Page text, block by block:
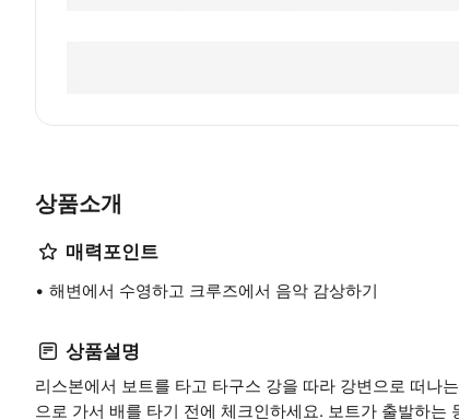
상품소개
매력포인트
해변에서 수영하고 크루즈에서 음악 감상하기
상품설명
리스본에서 보트를 타고 타구스 강을 따라 강변으로 떠
으로 가서 배를 타기 전에 체크인하세요. 보트가 출발하는